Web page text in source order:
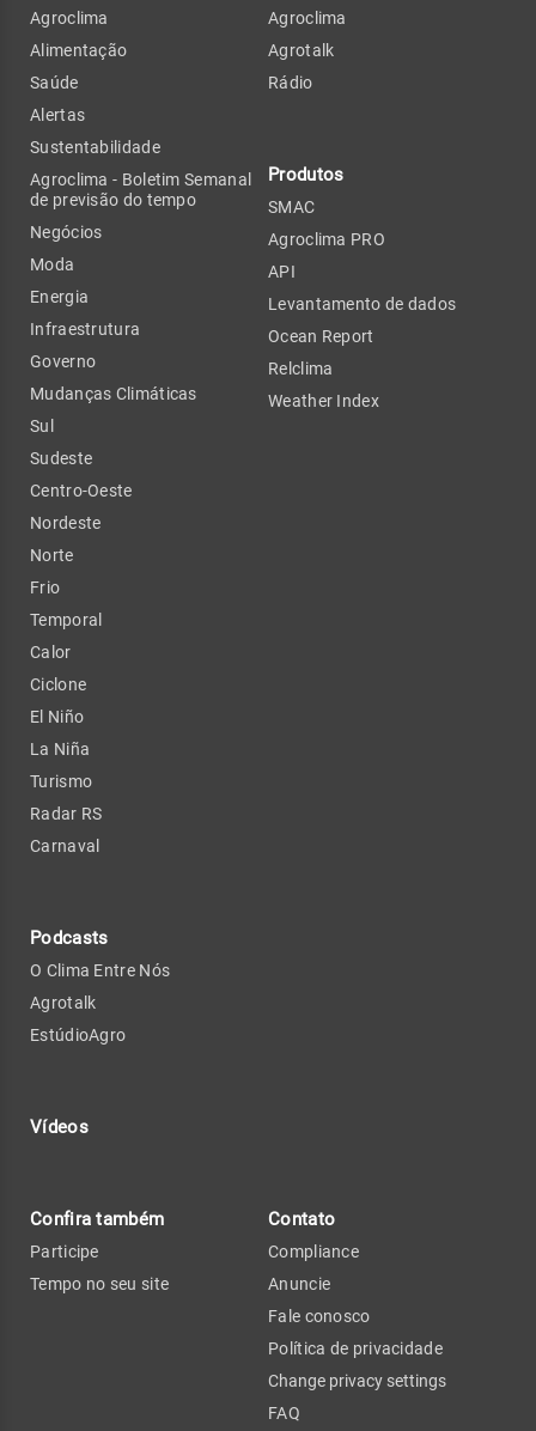
Agroclima
Alimentação
Saúde
Alertas
Sustentabilidade
Agroclima - Boletim Semanal
de previsão do tempo
Negócios
Moda
Energia
Infraestrutura
Governo
Mudanças Climáticas
Sul
Sudeste
Centro-Oeste
Nordeste
Norte
Frio
Temporal
Calor
Ciclone
El Niño
La Niña
Turismo
Radar RS
Carnaval
Podcasts
O Clima Entre Nós
Agrotalk
EstúdioAgro
Vídeos
Agroclima
Agrotalk
Rádio
Produtos
SMAC
Agroclima PRO
API
Levantamento de dados
Ocean Report
Relclima
Weather Index
Confira também
Participe
Tempo no seu site
Contato
Compliance
Anuncie
Fale conosco
Política de privacidade
Change privacy settings
FAQ